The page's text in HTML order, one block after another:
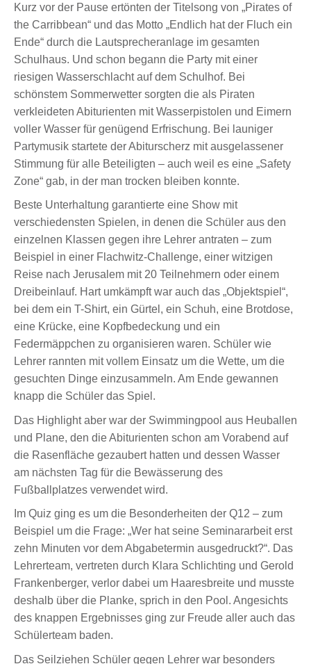
Kurz vor der Pause ertönten der Titelsong von „Pirates of
the Carribbean“ und das Motto „Endlich hat der Fluch ein
Ende“ durch die Lautsprecheranlage im gesamten
Schulhaus. Und schon begann die Party mit einer
riesigen Wasserschlacht auf dem Schulhof. Bei
schönstem Sommerwetter sorgten die als Piraten
verkleideten Abiturienten mit Wasserpistolen und Eimern
voller Wasser für genügend Erfrischung. Bei launiger
Partymusik startete der Abiturscherz mit ausgelassener
Stimmung für alle Beteiligten – auch weil es eine „Safety
Zone“ gab, in der man trocken bleiben konnte.
Beste Unterhaltung garantierte eine Show mit
verschiedensten Spielen, in denen die Schüler aus den
einzelnen Klassen gegen ihre Lehrer antraten – zum
Beispiel in einer Flachwitz-Challenge, einer witzigen
Reise nach Jerusalem mit 20 Teilnehmern oder einem
Dreibeinlauf. Hart umkämpft war auch das „Objektspiel“,
bei dem ein T-Shirt, ein Gürtel, ein Schuh, eine Brotdose,
eine Krücke, eine Kopfbedeckung und ein
Federmäppchen zu organisieren waren. Schüler wie
Lehrer rannten mit vollem Einsatz um die Wette, um die
gesuchten Dinge einzusammeln. Am Ende gewannen
knapp die Schüler das Spiel.
Das Highlight aber war der Swimmingpool aus Heuballen
und Plane, den die Abiturienten schon am Vorabend auf
die Rasenfläche gezaubert hatten und dessen Wasser
am nächsten Tag für die Bewässerung des
Fußballplatzes verwendet wird.
Im Quiz ging es um die Besonderheiten der Q12 – zum
Beispiel um die Frage: „Wer hat seine Seminararbeit erst
zehn Minuten vor dem Abgabetermin ausgedruckt?“. Das
Lehrerteam, vertreten durch Klara Schlichting und Gerold
Frankenberger, verlor dabei um Haaresbreite und musste
deshalb über die Planke, sprich in den Pool. Angesichts
des knappen Ergebnisses ging zur Freude aller auch das
Schülerteam baden.
Das Seilziehen Schüler gegen Lehrer war besonders